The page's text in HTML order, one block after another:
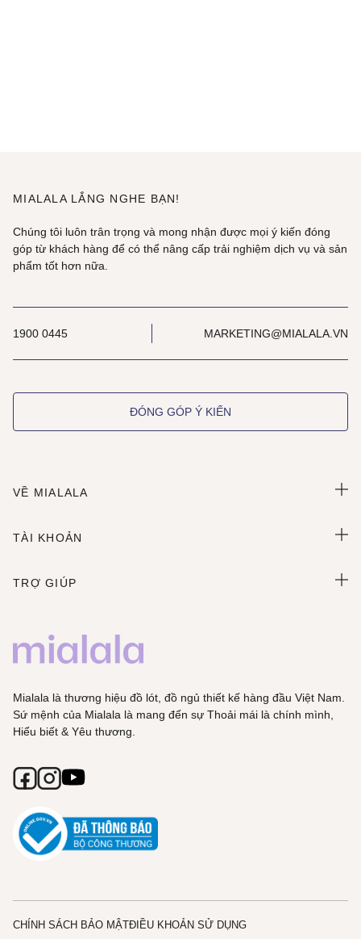
MIALALA LẮNG NGHE BẠN!
Chúng tôi luôn trân trọng và mong nhận được mọi ý kiến đóng
góp từ khách hàng để có thể nâng cấp trải nghiệm dịch vụ và sản
phẩm tốt hơn nữa.
1900 0445 MARKETING@MIALALA.VN
ĐÓNG GÓP Ý KIẾN
VỀ MIALALA
TÀI KHOẢN
TRỢ GIÚP
Mialala là thương hiệu đồ lót, đồ ngủ thiết kế hàng đầu Việt Nam.
Sứ mệnh của Mialala là mang đến sự Thoải mái là chính mình,
Hiểu biết & Yêu thương.
CHÍNH SÁCH BẢO MẬTĐIỀU KHOẢN SỬ DỤNG